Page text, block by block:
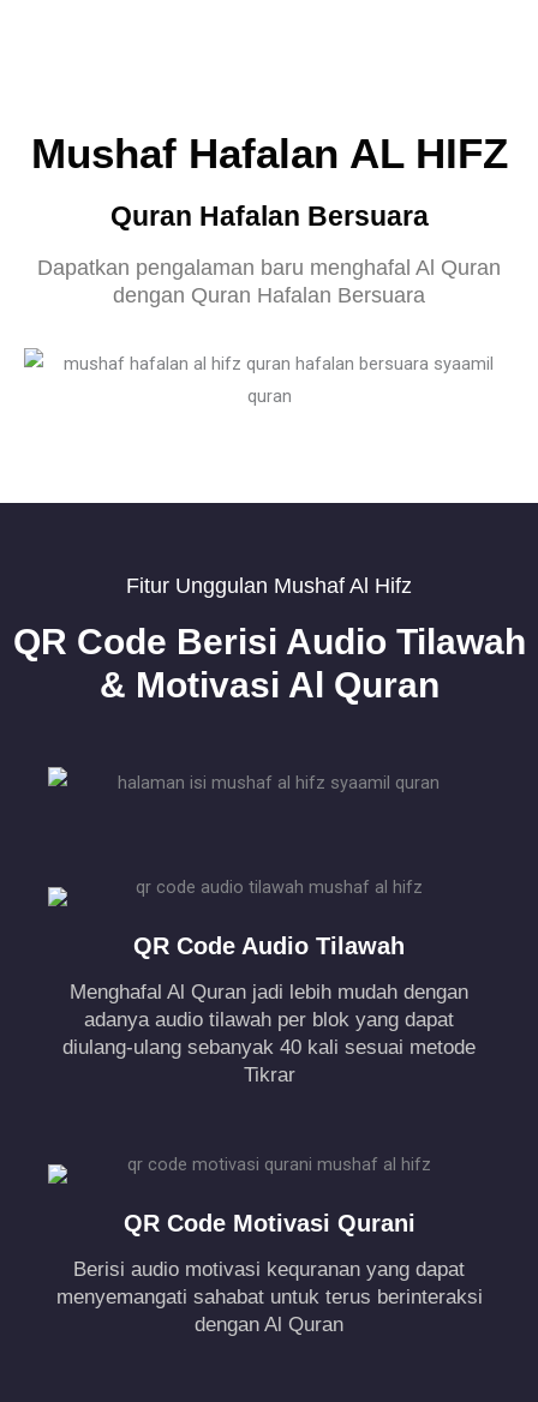
Mushaf Hafalan AL HIFZ
Quran Hafalan Bersuara
Dapatkan pengalaman baru menghafal Al Quran
dengan Quran Hafalan Bersuara
Fitur Unggulan Mushaf Al Hifz
QR Code Berisi Audio Tilawah
& Motivasi Al Quran
QR Code Audio Tilawah
Menghafal Al Quran jadi lebih mudah dengan
adanya audio tilawah per blok yang dapat
diulang-ulang sebanyak 40 kali sesuai metode
Tikrar
QR Code Motivasi Qurani
Berisi audio motivasi kequranan yang dapat
menyemangati sahabat untuk terus berinteraksi
dengan Al Quran